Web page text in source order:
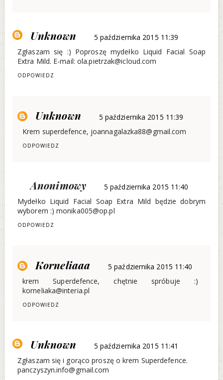
Unknown
5 października 2015 11:39
Zgłaszam się :) Poproszę mydełko Liquid Facial Soap
Extra Mild. E-mail: ola.pietrzak@icloud.com
ODPOWIEDZ
Unknown
5 października 2015 11:39
Krem superdefence, joannagalazka88@gmail.com
ODPOWIEDZ
Anonimowy
5 października 2015 11:40
Mydełko Liquid Facial Soap Extra Mild będzie dobrym
wyborem :) monika005@op.pl
ODPOWIEDZ
Korneliaaa
5 października 2015 11:40
krem Superdefence, chętnie spróbuje :)
korneliaka@interia.pl
ODPOWIEDZ
Unknown
5 października 2015 11:41
Zgłaszam się i gorąco proszę o krem Superdefence.
panczyszyn.info@gmail.com